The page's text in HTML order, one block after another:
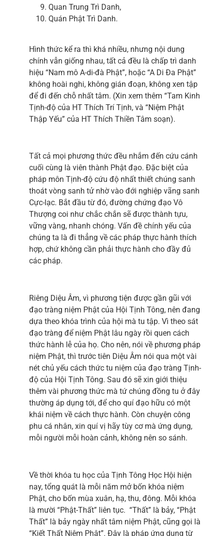
Quan Trung Trì Danh,
Quán Phật Trì Danh.
Hình thức kể ra thì khá nhiều, nhưng nội dung
chính vẫn giống nhau, tất cả đều là chấp trì danh
hiệu “Nam mô A-di-đà Phật”, hoặc “A Di Đa Phật”
không hoài nghi, không gián đoạn, không xen tập
để đi đến chỗ nhất tâm. (Xin xem thêm “Tam Kinh
Tịnh-độ của HT Thích Trí Tịnh, và “Niệm Phật
Thập Yếu” của HT Thích Thiền Tâm soạn).
Tất cả mọi phương thức đều nhắm đến cứu cánh
cuối cùng là viên thành Phật đạo. Đặc biệt của
pháp môn Tịnh-độ cứu độ nhất thiết chúng sanh
thoát vòng sanh tử nhờ vào đới nghiệp vãng sanh
Cực-lạc. Bắt đầu từ đó, đường chứng đạo Vô
Thượng coi như chắc chắn sẽ được thành tựu,
vững vàng, nhanh chóng. Vấn đề chính yếu của
chúng ta là đi thẳng về các pháp thực hành thích
hợp, chứ không cần phải thực hành cho đầy đủ
các pháp.
Riêng Diệu Âm, vì phương tiện được gần gũi với
đạo tràng niệm Phật của Hội Tịnh Tông, nên đang
dựa theo khóa trình của hội mà tu tập. Vì theo sát
đạo tràng để niệm Phật lâu ngày rồi quen cách
thức hành lễ của họ. Cho nên, nói về phương pháp
niệm Phật, thì trước tiên Diệu Âm nói qua một vài
nét chủ yếu cách thức tu niệm của đạo tràng Tịnh-
độ của Hội Tịnh Tông. Sau đó sẽ xin giới thiệu
thêm vài phương thức mà tứ chúng đồng tu ở đây
thường áp dụng tới, để cho quí đạo hữu có một
khái niệm về cách thực hành. Còn chuyện công
phu cá nhân, xin quí vị hãy tùy cơ mà ứng dụng,
mỗi người mỗi hoàn cảnh, không nên so sánh.
Về thời khóa tu học của Tịnh Tông Học Hội hiện
nay, tổng quát là mỗi năm mở bốn khóa niệm
Phật, cho bốn mùa xuân, hạ, thu, đông. Mỗi khóa
là mười “Phật-Thất” liên tục. “Thất” là bảy, “Phật
Thất” là bảy ngày nhất tâm niệm Phật, cũng gọi là
“Kiết Thất Niệm Phật”. Đây là pháp ứng dụng từ